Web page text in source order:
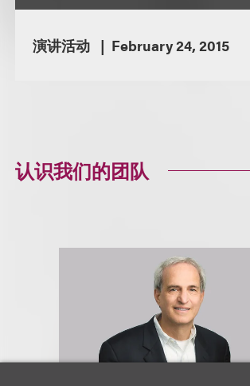
演讲活动 February 24, 2015
认识我们的团队